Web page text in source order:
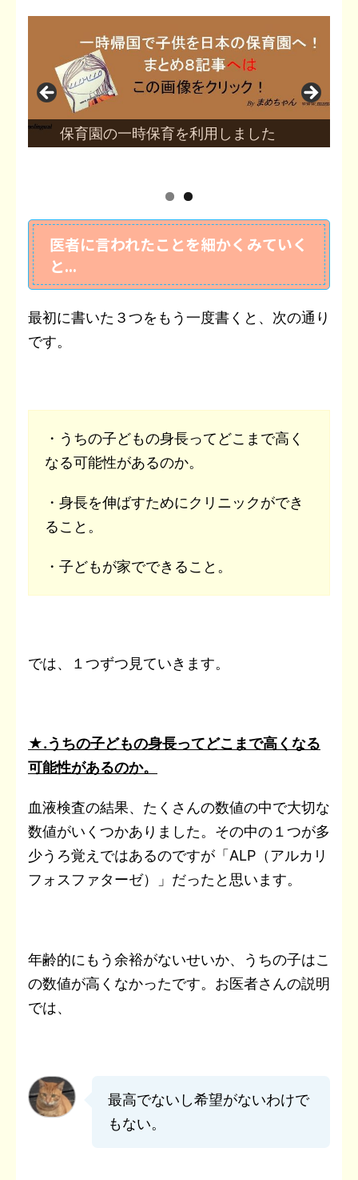
バイリンガル育児の始め方
医者に言われたことを細かくみていく
と...
最初に書いた３つをもう一度書くと、次の通り
です。
・うちの子どもの身長ってどこまで高く
なる可能性があるのか。
・身長を伸ばすためにクリニックができ
ること。
・子どもが家でできること。
では、１つずつ見ていきます。
★.うちの子どもの身長ってどこまで高くなる
可能性があるのか。
血液検査の結果、たくさんの数値の中で大切な
数値がいくつかありました。その中の１つが多
少うろ覚えではあるのですが「ALP（アルカリ
フォスファターゼ）」だったと思います。
年齢的にもう余裕がないせいか、うちの子はこ
の数値が高くなかったです。お医者さんの説明
では、
最高でないし希望がないわけで
もない。